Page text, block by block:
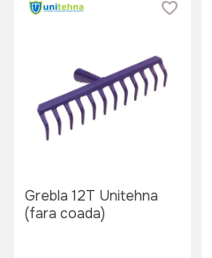
Grebla 12T Unitehna
(fara coada)